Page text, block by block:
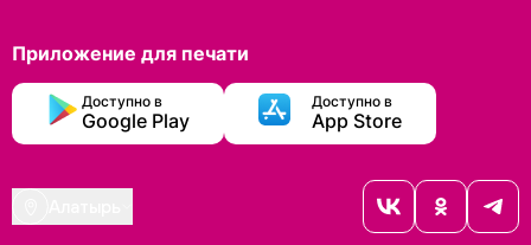
Приложение для печати
Доступно в
Google Play
Доступно в
App Store